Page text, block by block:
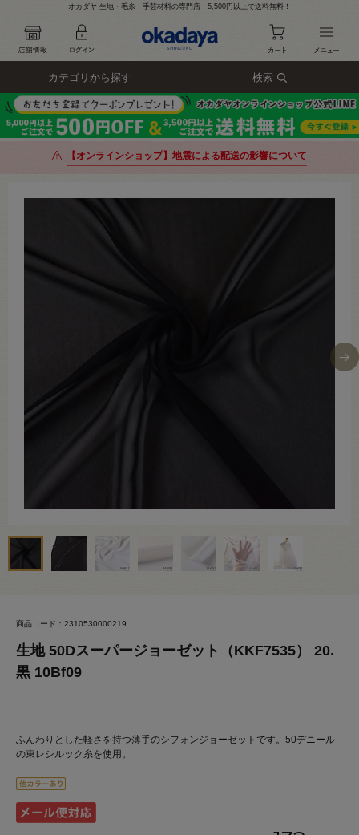
オカダヤ 生地・毛糸・手芸材料の専門店｜5,500円以上で送料無料！
カテゴリから探す 検索
【オンラインショップ】地震による配送の影響について
商品コード：2310530000219
生地 50Dスーパージョーゼット（KKF7535） 20.
黒 10Bf09_
ふんわりとした軽さを持つ薄手のシフォンジョーゼットです。50デニール
の東レシルック糸を使用。